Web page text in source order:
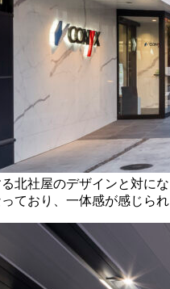
北社屋のデザインと対に
ており、一体感が感じられ